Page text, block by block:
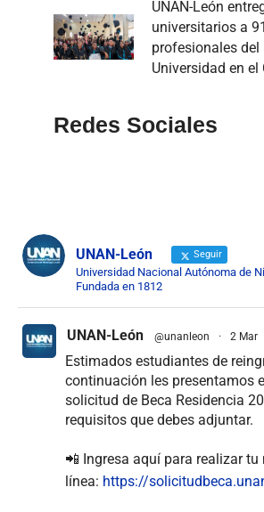
UNAN-León
universitarios a
profesionales del
Universidad en el
Redes Sociales
UNAN-León Seguir
Universidad Nacional Autónoma de
Fundada en 1812
UNAN-León @unanleon · 2 Mar
Estimados estudiantes de
continuación les presentamos
solicitud de Beca Residencia
requisitos que debes adjuntar.
📲 Ingresa aquí para realizar tu
línea: https://